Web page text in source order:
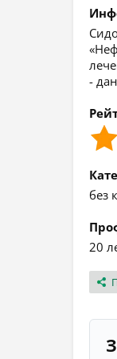
-
без
20